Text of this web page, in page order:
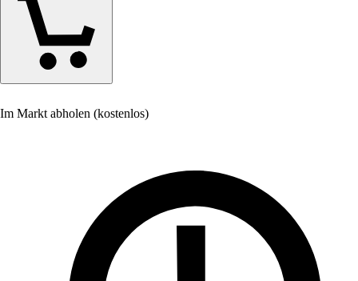
Im Markt abholen (kostenlos)